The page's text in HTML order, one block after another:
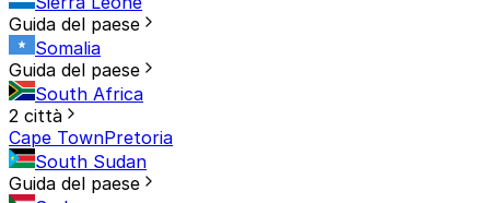
Guida del paese
Somalia
Guida del paese
South Africa
2 città
Cape TownPretoria
South Sudan
Guida del paese